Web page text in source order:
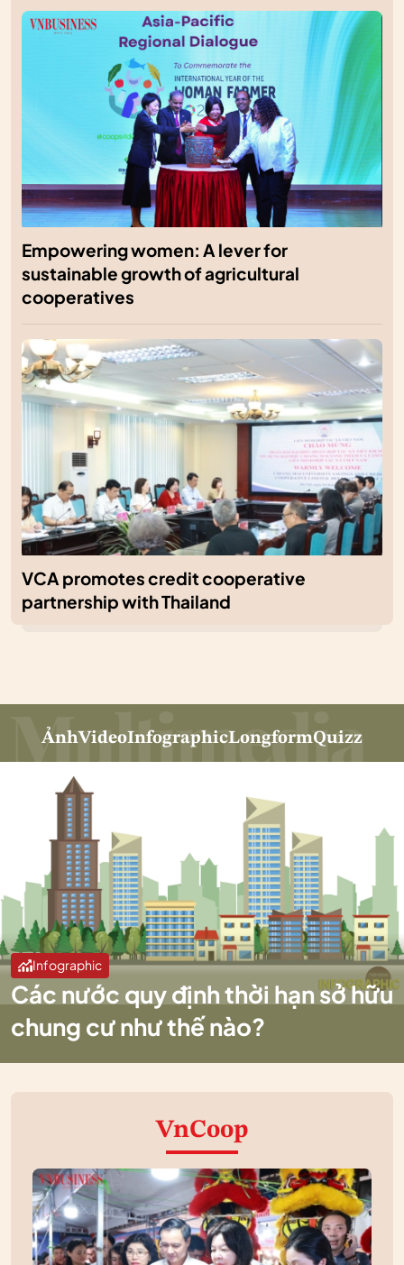
Empowering women: A lever for
sustainable growth of agricultural
cooperatives
VCA promotes credit cooperative
partnership with Thailand
ẢnhVideoInfographicLongformQuizz
Infographic
Các nước quy định thời hạn sở hữu
chung cư như thế nào?
VnCoop